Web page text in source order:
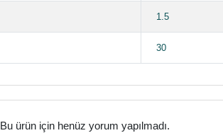
1.5
30
Bu ürün için henüz yorum yapılmadı.